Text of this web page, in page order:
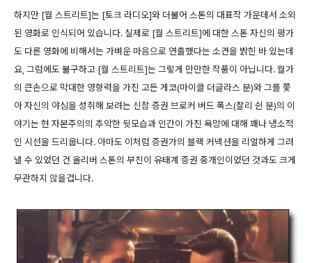
하지만 [월 스트리트]는 [토크 라디오]와 더불어 스톤의 대표작 가운데서 소외
된 영화로 인식되어 있습니다. 실제로 [월 스트리트]에 대한 스톤 자신의 평가
도 다른 영화에 비해서는 가벼운 마음으로 연출했다는 소견을 밝힌 바 있는데
요, 그럼에도 불구하고 [월 스트리트]는 그렇게 만만한 작품이 아닙니다. 월가
의 큰손으로 막대한 영향력을 가진 고든 게코(마이클 더글라스 분)와 그를 쫓
아 자신의 야심을 성취해 보려는 신참 증권 브로커 버드 폭스(찰리 쉰 분)의 이
야기는 현 자본주의의 추악한 뒷모습과 인간이 가진 욕망에 대해 꽤나 냉소적
인 시선을 드리웁니다. 아마도 이처럼 증권가의 블랙 커넥션을 리얼하게 그려
낼 수 있었던 건 올리버 스톤의 부친이 유태계 증권 중개인이었던 것과도 크게
무관하지 않을겁니다.